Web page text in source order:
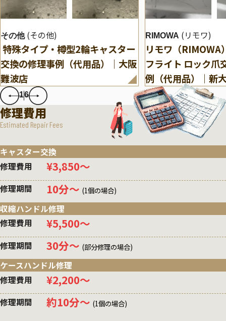
その他 (その他)
特殊タイプ・樽型2輪キャスター
交換の修理事例（代用品）｜大阪
難波店
RIMOWA (リモワ)
リモワ（RIMOWA
フライト ロック爪
例（代用品）｜新
16
修理費用
Estimated Repair Fees
キャスター交換
修理費用
¥3,850〜
修理期間 10分〜 (1個の場合)
収縮ハンドル修理
修理費用
¥5,500〜
修理期間 30分〜 (部分修理の場合)
ケースハンドル修理
修理費用
¥2,200〜
修理期間 約10分〜 (1個の場合)